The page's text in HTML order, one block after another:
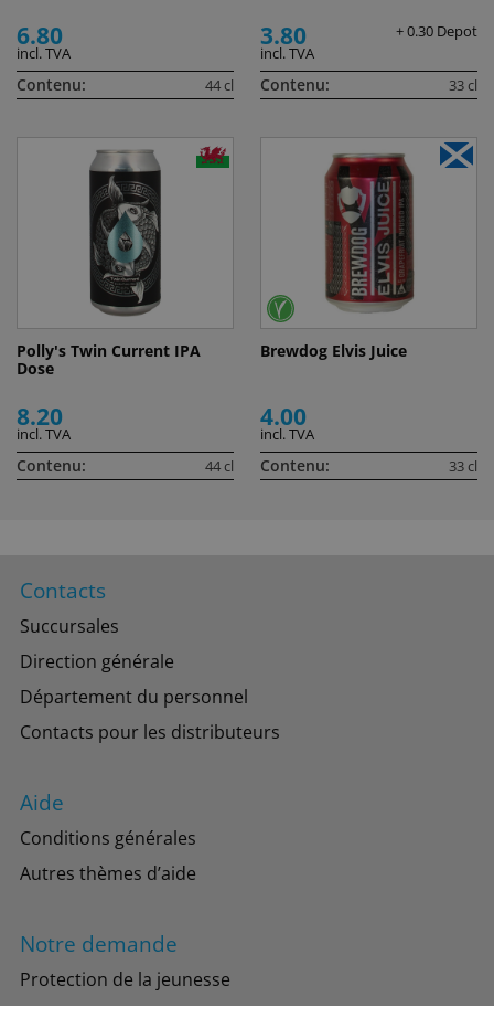
6.80
incl. TVA
Contenu: 44 cl
3.80
+ 0.30 Depot
incl. TVA
Contenu: 33 cl
Polly's Twin Current IPA
Dose
8.20
incl. TVA
Contenu: 44 cl
Brewdog Elvis Juice
4.00
incl. TVA
Contenu: 33 cl
Contacts
Succursales
Direction générale
Département du personnel
Contacts pour les distributeurs
Aide
Conditions générales
Autres thèmes d’aide
Notre demande
Protection de la jeunesse